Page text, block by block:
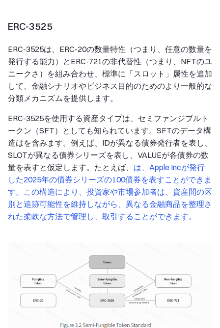
ERC-3525
ERC-3525は、ERC-20の数量特性（つまり、任意の数量を
発行する能力）とERC-721の非代替性（つまり、NFTのユ
ニークさ）を組み合わせ、標準に「スロット」属性を追加
して、金融シナリオやビジネス目的のためのより一般的な
分類メカニズムを提供します。
ERC-3525を使用する資産タイプは、セミファンジブルト
ークン（SFT）としても知られています。SFTのデータ構
造はを含みます。例えば、IDが異なる債券発行者を表し、
SLOTが異なる債券シリーズを表し、VALUEが各債券の数
量を表すと仮定します。たとえば、 は、Apple Incが発行
した2025年の債券シリーズの100債券を表すことができま
す。この構造により、投資家や市場参加者は、資産間の区
別と追跡可能性を維持しながら、異なる金融商品を整理さ
れた柔軟な方法で管理し、取引することができます。